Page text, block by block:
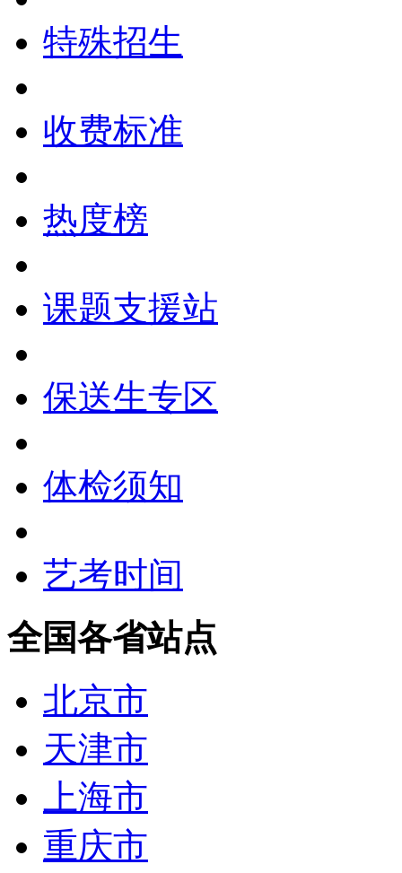
特殊招生
收费标准
热度榜
课题支援站
保送生专区
体检须知
艺考时间
全国各省站点
北京市
天津市
上海市
重庆市